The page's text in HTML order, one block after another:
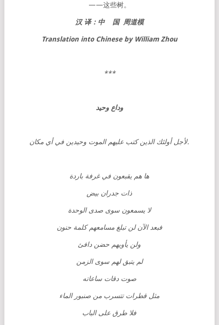
——这些树。
汉 译： 中 国 周道模
Translation into Chinese by William Zhou
***
وداع وحيد
لأجل أولئك الذين كتب عليهم الموت وحيدين في أي مكان.
ها هم يقبعون في غرفة باردة
ذات جدران بيض
لا يسمعون سوى صدى الوحدة
فبعد الآن لن تبلغ مسامعهم كلمة حنون
ولن يأويهم حضن دافئ
لم يتبق لهم سوى الزمن
صوت دقات ساعاته
مثل قطرات تتسرب من صنبور الماء
فلا طرق على الباب